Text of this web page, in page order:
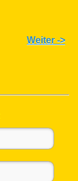
Weiter ->